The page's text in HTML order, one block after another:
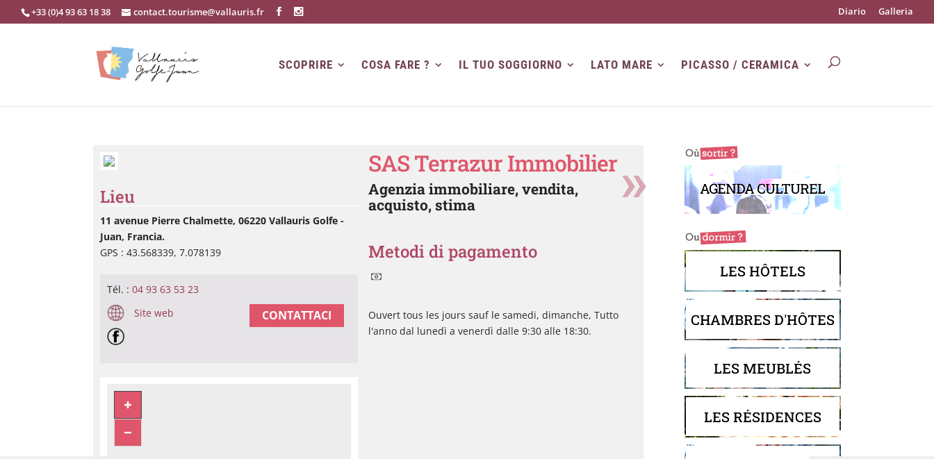
+33 (0)4 93 63 18 38 contact.tourisme@vallauris.fr Diario Galleria
SCOPRIRE COSA FARE ? IL TUO SOGGIORNO LATO MARE PICASSO / CERAMICA
Lieu
11 avenue Pierre Chalmette, 06220 Vallauris Golfe -
Juan, Francia.
GPS : 43.568339, 7.078139
Tél. :04 93 63 53 23
CONTATTACI
Site web
SAS Terrazur Immobilier
Agenzia immobiliare, vendita,
acquisto, stima
Metodi di pagamento
Ouvert tous les jours sauf le samedi, dimanche, Tutto
l'anno dal lunedì a venerdì dalle 9:30 alle 18:30.
AGENDA CULTUREL
LES HÔTELS
CHAMBRES D'HÔTES
LES MEUBLÉS
LES RÉSIDENCES